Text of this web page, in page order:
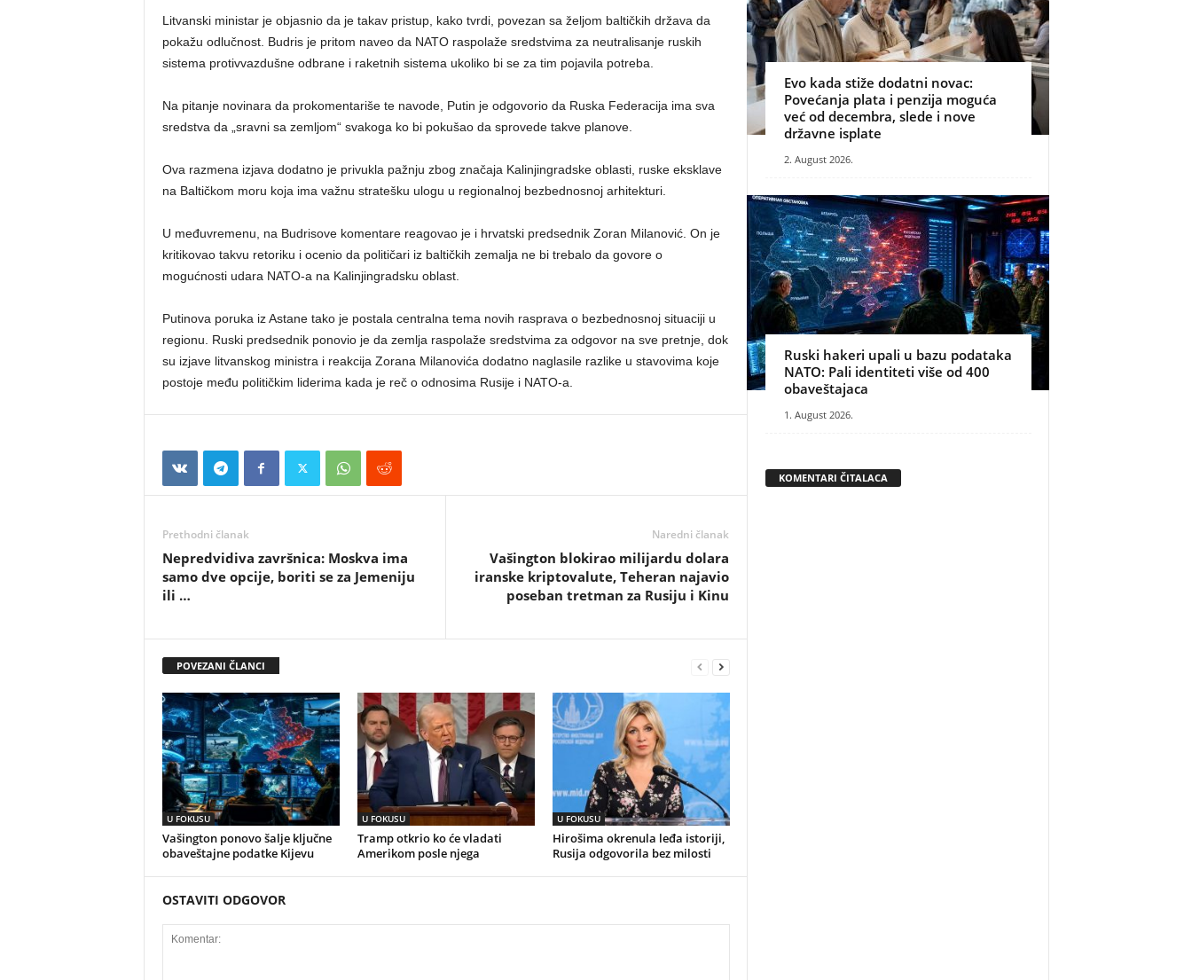
Litvanski ministar je objasnio da je takav pristup, kako tvrdi, povezan sa željom baltičkih država da
pokažu odlučnost. Budris je pritom naveo da NATO raspolaže sredstvima za neutralisanje ruskih
sistema protivvazdušne odbrane i raketnih sistema ukoliko bi se za tim pojavila potreba.
Na pitanje novinara da prokomentariše te navode, Putin je odgovorio da Ruska Federacija ima sva
sredstva da „sravni sa zemljom“ svakoga ko bi pokušao da sprovede takve planove.
Ova razmena izjava dodatno je privukla pažnju zbog značaja Kalinjingradske oblasti, ruske eksklave
na Baltičkom moru koja ima važnu stratešku ulogu u regionalnoj bezbednosnoj arhitekturi.
U međuvremenu, na Budrisove komentare reagovao je i hrvatski predsednik Zoran Milanović. On je
kritikovao takvu retoriku i ocenio da političari iz baltičkih zemalja ne bi trebalo da govore o
mogućnosti udara NATO-a na Kalinjingradsku oblast.
Putinova poruka iz Astane tako je postala centralna tema novih rasprava o bezbednosnoj situaciji u
regionu. Ruski predsednik ponovio je da zemlja raspolaže sredstvima za odgovor na sve pretnje, dok
su izjave litvanskog ministra i reakcija Zorana Milanovića dodatno naglasile razlike u stavovima koje
postoje među političkim liderima kada je reč o odnosima Rusije i NATO-a.
Prethodni članak
Nepredvidiva završnica: Moskva ima
samo dve opcije, boriti se za Jemeniju
ili …
Naredni članak
Vašington blokirao milijardu dolara
iranske kriptovalute, Teheran najavio
poseban tretman za Rusiju i Kinu
POVEZANI ČLANCI
U FOKUSU
Vašington ponovo šalje ključne
obaveštajne podatke Kijevu
U FOKUSU
Tramp otkrio ko će vladati
Amerikom posle njega
U FOKUSU
Hirošima okrenula leđa istoriji,
Rusija odgovorila bez milosti
OSTAVITI ODGOVOR
Evo kada stiže dodatni novac:
Povećanja plata i penzija moguća
već od decembra, slede i nove
državne isplate
2. August 2026.
Ruski hakeri upali u bazu podataka
NATO: Pali identiteti više od 400
obaveštajaca
1. August 2026.
KOMENTARI ČITALACA